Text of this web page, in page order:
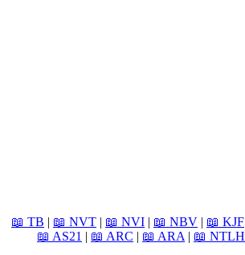
📖 TB | 📖 NVT | 📖 NVI | 📖 NBV | 📖 KJF
📖 AS21 | 📖 ARC | 📖 ARA | 📖 NTLH